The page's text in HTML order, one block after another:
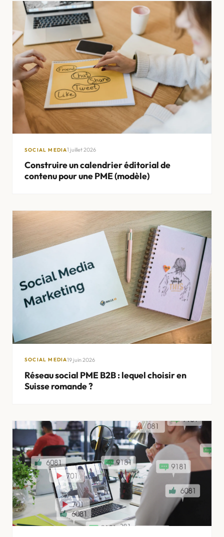
SOCIAL MEDIA1 juillet 2026
Construire un calendrier éditorial de
contenu pour une PME (modèle)
SOCIAL MEDIA19 juin 2026
Réseau social PME B2B : lequel choisir en
Suisse romande ?